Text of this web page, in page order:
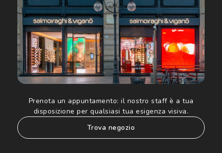
Prenota un appuntamento: il nostro staff è a tua
disposizione per qualsiasi tua esigenza visiva.
trova negozio